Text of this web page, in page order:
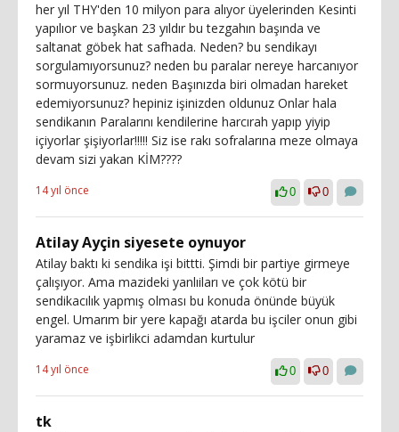
her yıl THY'den 10 milyon para alıyor üyelerinden Kesinti
yapılıor ve başkan 23 yıldır bu tezgahın başında ve
saltanat göbek hat safhada. Neden? bu sendikayı
sorgulamıyorsunuz? neden bu paralar nereye harcanıyor
sormuyorsunuz. neden Başınızda biri olmadan hareket
edemiyorsunuz? hepiniz işinizden oldunuz Onlar hala
sendikanın Paralarını kendilerine harcırah yapıp yiyip
içiyorlar şişiyorlar!!!!! Siz ise rakı sofralarına meze olmaya
devam sizi yakan KİM????
14 yıl önce 0 0
Atilay Ayçin siyesete oynuyor
Atilay baktı ki sendika işi bittti. Şimdi bir partiye girmeye
çalışıyor. Ama mazideki yanlıiları ve çok kötü bir
sendikacılık yapmış olması bu konuda önünde büyük
engel. Umarım bir yere kapağı atarda bu işciler onun gibi
yaramaz ve işbirlikci adamdan kurtulur
14 yıl önce 0 0
tk